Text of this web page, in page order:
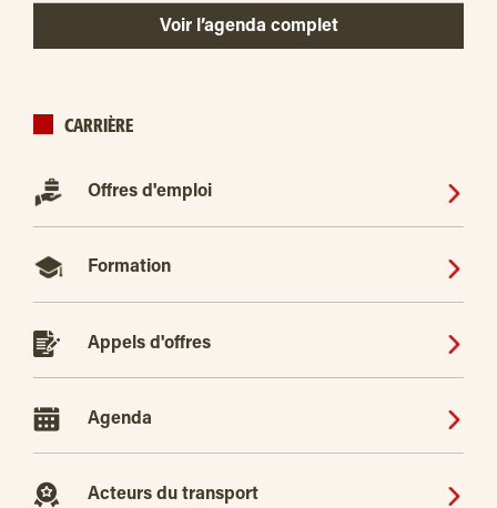
Voir l’agenda complet
CARRIÈRE
Offres d'emploi
Formation
Appels d'offres
Agenda
Acteurs du transport